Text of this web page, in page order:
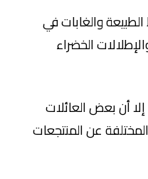
والغابات في
الخضراء
أن بعض العائلات
عن المنتجعات